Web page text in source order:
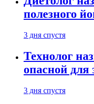
полезного
3 дня спустя
Технолог
опасной для
3 дня спустя